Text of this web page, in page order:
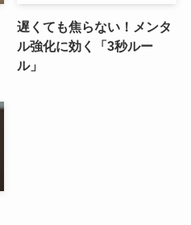
遅くても焦らない！メンタ
ル強化に効く「3秒ルー
ル」